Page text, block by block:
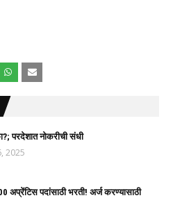
परदेशात नोकरीची संधी
2025
अप्रेंटिस पदांसाठी भरती! अर्ज करण्यासाठी